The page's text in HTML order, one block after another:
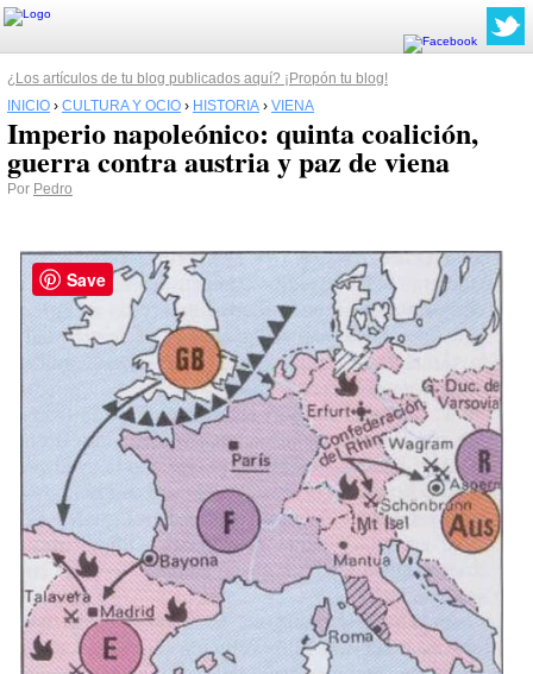
¿Los artículos de tu blog publicados aquí? ¡Propón tu blog!
INICIO › CULTURA Y OCIO › HISTORIA › VIENA
Imperio napoleónico: quinta coalición,
guerra contra austria y paz de viena
Por Pedro
Save